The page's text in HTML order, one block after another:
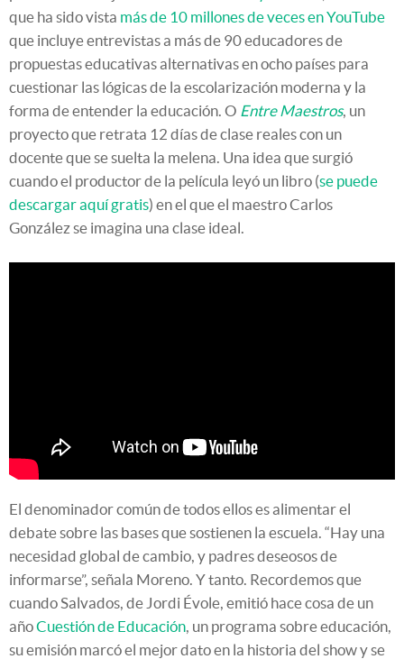
que ha sido vista más de 10 millones de veces en YouTube
que incluye entrevistas a más de 90 educadores de
propuestas educativas alternativas en ocho países para
cuestionar las lógicas de la escolarización moderna y la
forma de entender la educación. O Entre Maestros, un
proyecto que retrata 12 días de clase reales con un
docente que se suelta la melena. Una idea que surgió
cuando el productor de la película leyó un libro (se puede
descargar aquí gratis) en el que el maestro Carlos
González se imagina una clase ideal.
El denominador común de todos ellos es alimentar el
debate sobre las bases que sostienen la escuela. “Hay una
necesidad global de cambio, y padres deseosos de
informarse”, señala Moreno. Y tanto. Recordemos que
cuando Salvados, de Jordi Évole, emitió hace cosa de un
añoCuestión de Educación , un programa sobre educación,
su emisión marcó el mejor dato en la historia del show y se